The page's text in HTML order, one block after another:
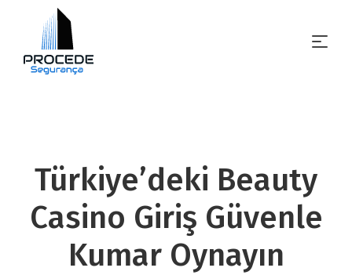
Türkiye’deki Beauty
Casino Giriş Güvenle
Kumar Oynayın